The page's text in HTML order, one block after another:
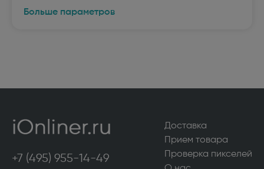
Больше параметров
+7 (495) 955-14-49
Доставка
Прием товара
Проверка пикселей